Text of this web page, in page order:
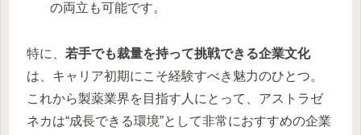
の両立も可能です。
特に、 若手でも裁量を持って挑戦できる企業文化
は、キャリア初期にこそ経験すべき魅力のひとつ。
これから製薬業界を目指す人にとって、アストラゼ
ネカは“成長できる環境”として非常におすすめの企業